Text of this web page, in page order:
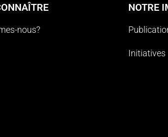
nous?
NOTRE
Initiatives